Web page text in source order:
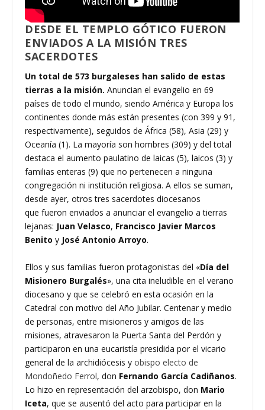
DESDE EL TEMPLO GÓTICO FUERON
ENVIADOS A LA MISIÓN TRES
SACERDOTES
Un total de 573 burgaleses han salido de estas
tierras a la misión. Anuncian el evangelio en 69
países de todo el mundo, siendo América y Europa los
continentes donde más están presentes (con 399 y 91,
respectivamente), seguidos de África (58), Asia (29) y
Oceanía (1). La mayoría son hombres (309) y del total
destaca el aumento paulatino de laicas (5), laicos (3) y
familias enteras (9) que no pertenecen a ninguna
congregación ni institución religiosa. A ellos se suman,
desde ayer, otros tres sacerdotes diocesanos
que fueron enviados a anunciar el evangelio a tierras
lejanas: Juan Velasco, Francisco Javier Marcos
Benito y José Antonio Arroyo.
Ellos y sus familias fueron protagonistas del «Día del
Misionero Burgalés», una cita ineludible en el verano
diocesano y que se celebró en esta ocasión en la
Catedral con motivo del Año Jubilar. Centenar y medio
de personas, entre misioneros y amigos de las
misiones, atravesaron la Puerta Santa del Perdón y
participaron en una eucaristía presidida por el vicario
general de la archidiócesis yobispo electo de
Mondoñedo Ferrol, don Fernando García Cadiñanos.
Lo hizo en representación del arzobispo, don Mario
Iceta, que se ausentó del acto para participar en la